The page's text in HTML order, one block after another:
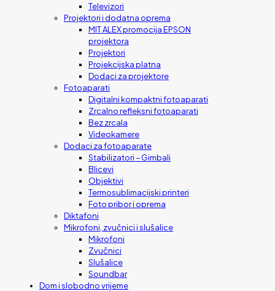
Televizori
Projektori i dodatna oprema
MIT ALEX promocija EPSON
projektora
Projektori
Projekcijska platna
Dodaci za projektore
Fotoaparati
Digitalni kompaktni fotoaparati
Zrcalno refleksni fotoaparati
Bez zrcala
Videokamere
Dodaci za fotoaparate
Stabilizatori – Gimbali
Blicevi
Objektivi
Termosublimacijski printeri
Foto pribor i oprema
Diktafoni
Mikrofoni, zvučnici i slušalice
Mikrofoni
Zvučnici
Slušalice
Soundbar
Dom i slobodno vrijeme